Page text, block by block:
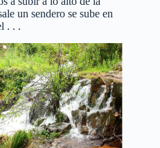
un sendero se sube en
. . .